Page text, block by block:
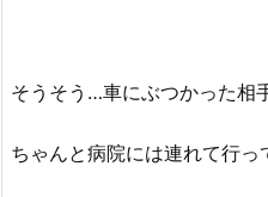
そうそう…車にぶつかった相
ちゃんと病院には連れて行っ